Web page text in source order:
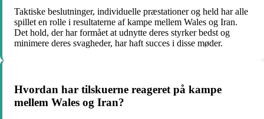
Taktiske beslutninger, individuelle præstationer og held har alle
spillet en rolle i resultaterne af kampe mellem Wales og Iran.
Det hold, der har formået at udnytte deres styrker bedst og
minimere deres svagheder, har haft succes i disse møder.
Hvordan har tilskuerne reageret på kampe
mellem Wales og Iran?